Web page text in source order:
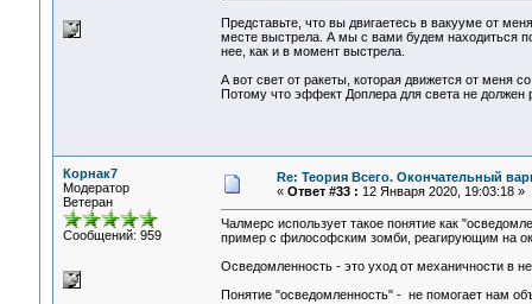
Представьте, что вы двигаетесь в вакууме от
месте выстрела. А мы с вами будем находиться
нее, как и в момент выстрела.
А вот свет от ракеты, которая движется от меня
Потому что эффект Доплера для света не должен
Корнак7
Модератор
Ветеран
Сообщений: 959
Re: Теория Всего. Окончательный
« Ответ #33 : 12 Января 2020, 19:03:18 »
Чалмерс использует такое понятие как
пример с философским зомби, реагирующим на
Осведомленность - это уход от механичности в
Понятие "осведомленность" - не помогает нам